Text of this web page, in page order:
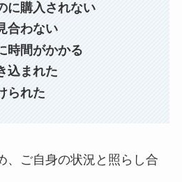
に購入されない
合わない
時間がかかる
込まれた
られた
、ご自身の状況と照らし合